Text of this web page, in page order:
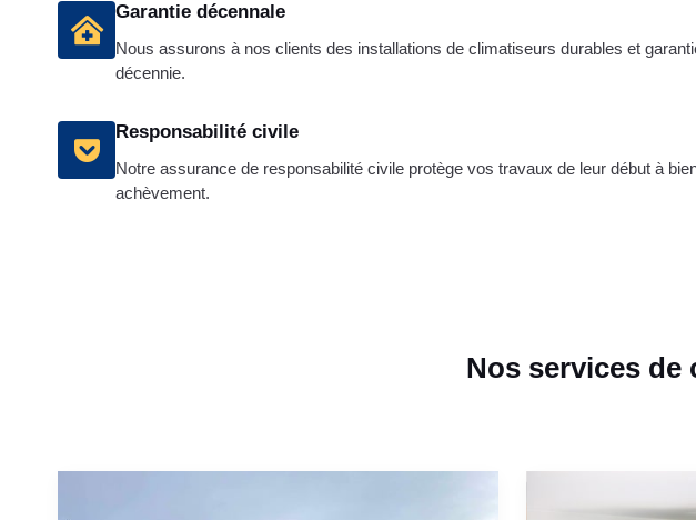
Garantie décennale
Nous assurons à nos clients des installations de climatiseurs durables et
décennie.
Responsabilité civile
Notre assurance de responsabilité civile protège vos travaux de leur début à
achèvement.
Nos services de